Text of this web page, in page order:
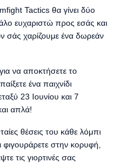
Tactics θα γίνει δύο
ευχαριστώ προς εσάς και
σάς χαρίζουμε ένα δωρεάν
να αποκτήσετε το
ένα παιχνίδι
23 Ιουνίου και 7
απλά!
θέσεις του κάθε λόμπι
φιγουράρετε στην κορυφή,
τις γιορτινές σας